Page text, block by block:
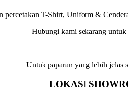
percetakan T-Shirt, Uniform &
Hubungi kami sekarang untuk
Untuk paparan yang lebih jelas
LOKASI